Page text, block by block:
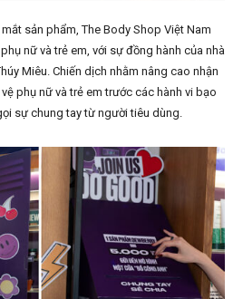
sản phẩm, The Body Shop Việt Nam
nữ và trẻ em, với sự đồng hành của nhà
Miêu. Chiến dịch nhằm nâng cao nhận
phụ nữ và trẻ em trước các hành vi bạo
sự chung tay từ người tiêu dùng.